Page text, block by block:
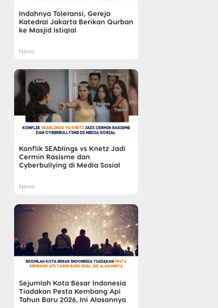
Indahnya Toleransi, Gereja
Katedral Jakarta Berikan Qurban
ke Masjid Istiqlal
News
Konflik SEAblings vs Knetz Jadi
Cermin Rasisme dan
Cyberbullying di Media Sosial
News
Sejumlah Kota Besar Indonesia
Tiadakan Pesta Kembang Api
Tahun Baru 2026, Ini Alasannya